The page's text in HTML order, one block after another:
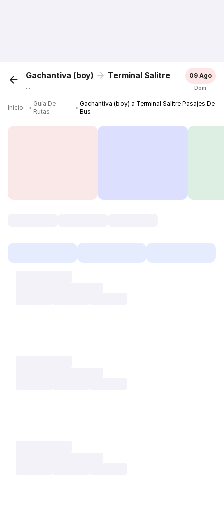
Gachantiva (boy) Terminal Salitre
...
09 Ago
Dom
Inicio ＞
Guía De
Rutas
＞
Gachantiva (boy) a Terminal Salitre Pasajes De
Bus